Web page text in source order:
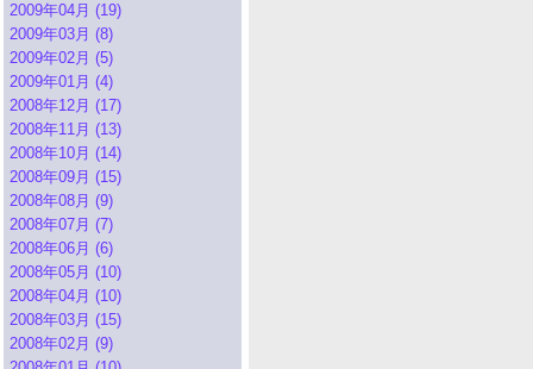
2009年04月 (19)
2009年03月 (8)
2009年02月 (5)
2009年01月 (4)
2008年12月 (17)
2008年11月 (13)
2008年10月 (14)
2008年09月 (15)
2008年08月 (9)
2008年07月 (7)
2008年06月 (6)
2008年05月 (10)
2008年04月 (10)
2008年03月 (15)
2008年02月 (9)